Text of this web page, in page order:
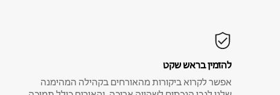
להזמין בראש שקט
אפשר לקרוא ביקורות מהאורחים בקהילה המהימנה